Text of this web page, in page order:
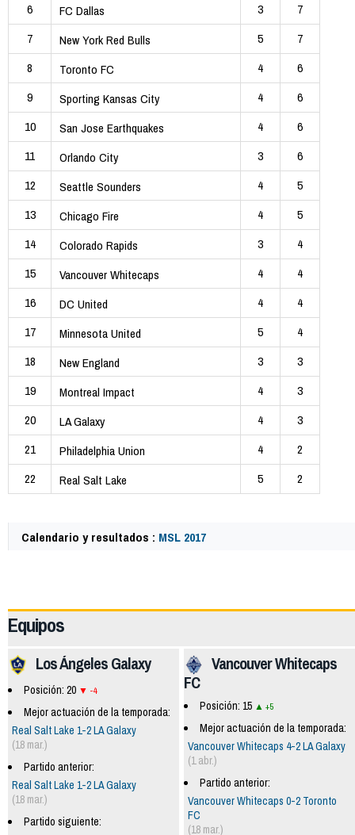
6
FC Dallas 3
7
7
New York Red Bulls 5
7
8
Toronto FC 4
6
9
Sporting Kansas City 4
6
10
San Jose Earthquakes 4
6
11
Orlando City 3
6
12
Seattle Sounders 4
5
13
Chicago Fire 4
5
14
Colorado Rapids 3
4
15
Vancouver Whitecaps 4
4
16
DC United 4
4
17
Minnesota United 5
4
18
New England 3
3
19
Montreal Impact 4
3
20
LA Galaxy 4
3
21
Philadelphia Union 4
2
22
Real Salt Lake 5 2
Calendario y resultados : MSL 2017
Equipos
Vancouver Whitecaps
FC
Posición: 15 +5
Mejor actuación de la temporada:
Vancouver Whitecaps 4-2 LA Galaxy
(1 abr.)
Partido anterior:
Vancouver Whitecaps 0-2 Toronto
FC
(18 mar.)
Los Ángeles Galaxy
Posición: 20 -4
Mejor actuación de la temporada:
Real Salt Lake 1-2 LA Galaxy
(18 mar.)
Partido anterior:
Real Salt Lake 1-2 LA Galaxy
(18 mar.)
Partido siguiente: